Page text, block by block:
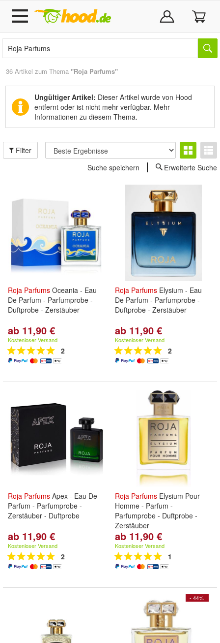
36 Artikel zum Thema "Roja Parfums"
Ungültiger Artikel: Dieser Artikel wurde von Hood
entfernt oder ist nicht mehr verfügbar. Mehr
Informationen zu diesem Thema.
Filter
Suche speichern
Erweiterte Suche
Roja Parfums Oceania - Eau
De Parfum - Parfumprobe -
Duftprobe - Zerstäuber
ab 11,90 €
Kostenloser Versand
2
Roja Parfums Elysium - Eau
De Parfum - Parfumprobe -
Duftprobe - Zerstäuber
ab 11,90 €
Kostenloser Versand
2
Roja Parfums Apex - Eau De
Parfum - Parfumprobe -
Zerstäuber - Duftprobe
ab 11,90 €
Kostenloser Versand
2
Roja Parfums Elysium Pour
Homme - Parfum -
Parfumprobe - Duftprobe -
Zerstäuber
ab 11,90 €
Kostenloser Versand
1
- 44%